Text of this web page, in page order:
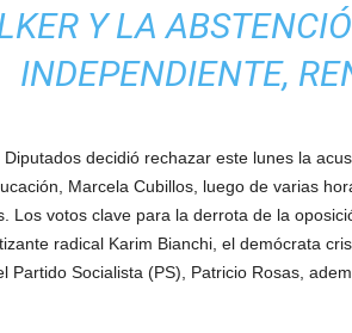
Y LA
INDEPENDIENTE,
decidió rechazar este lunes la
Marcela Cubillos, luego de varias
Los votos clave para la derrota de la
radical Karim Bianchi, el demócrata
Partido Socialista (PS), Patricio Rosas,